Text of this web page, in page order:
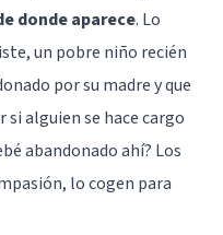
donde aparece. Lo
un pobre niño recién
por su madre y que
alguien se hace cargo
abandonado ahí? Los
lo cogen para